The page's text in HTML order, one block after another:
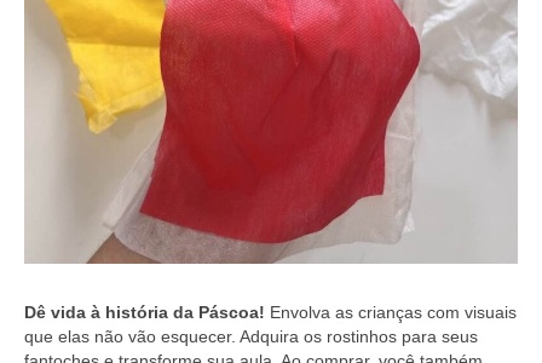
Dê vida à história da Páscoa! Envolva as crianças com visuais
que elas não vão esquecer. Adquira os rostinhos para seus